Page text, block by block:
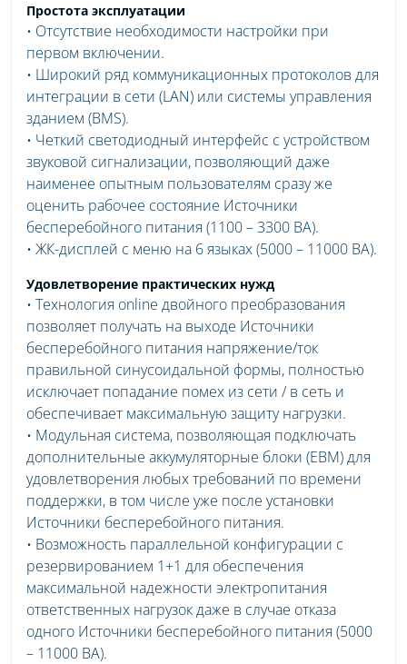
Простота эксплуатации
• Отсутствие необходимости настройки при
первом включении.
• Широкий ряд коммуникационных протоколов для
интеграции в сети (LAN) или системы управления
зданием (BMS).
• Четкий светодиодный интерфейс с устройством
звуковой сигнализации, позволяющий даже
наименее опытным пользователям сразу же
оценить рабочее состояние Источники
бесперебойного питания (1100 – 3300 ВА).
• ЖК-дисплей с меню на 6 языках (5000 – 11000 ВА).
Удовлетворение практических нужд
• Технология online двойного преобразования
позволяет получать на выходе Источники
бесперебойного питания напряжение/ток
правильной синусоидальной формы, полностью
исключает попадание помех из сети / в сеть и
обеспечивает максимальную защиту нагрузки.
• Модульная система, позволяющая подключать
дополнительные аккумуляторные блоки (EBM) для
удовлетворения любых требований по времени
поддержки, в том числе уже после установки
Источники бесперебойного питания.
• Возможность параллельной конфигурации с
резервированием 1+1 для обеспечения
максимальной надежности электропитания
ответственных нагрузок даже в случае отказа
одного Источники бесперебойного питания (5000
– 11000 ВА).